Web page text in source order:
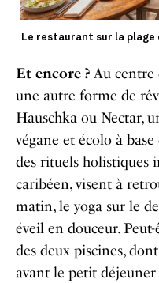
Le restaurant sur la plage
Et encore ? Au centre
une autre forme de
Hauschka ou Nectar,
végane et écolo à
des rituels holistiques
caribéen, visent à
matin, le yoga sur le
éveil en douceur.
des deux piscines,
avant le petit déjeuner